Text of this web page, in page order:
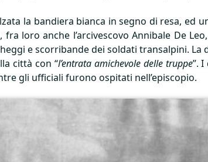
la bandiera bianca in segno di resa, ed
loro anche l’arcivescovo Annibale De
e scorribande dei soldati transalpini. La
città con “l’entrata amichevole delle truppe”.
gli ufficiali furono ospitati nell’episcopio.